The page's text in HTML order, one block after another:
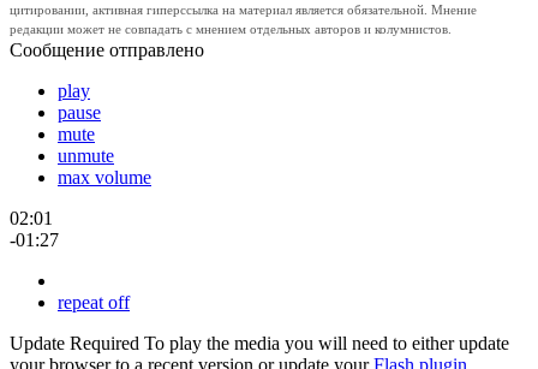
цитировании, активная гиперссылка на материал является обязательной. Мнение
редакции может не совпадать с мнением отдельных авторов и колумнистов.
Сообщение отправлено
play
pause
mute
unmute
max volume
02:01
-01:27
repeat off
Update Required To play the media you will need to either update
your browser to a recent version or update yourFlash plugin